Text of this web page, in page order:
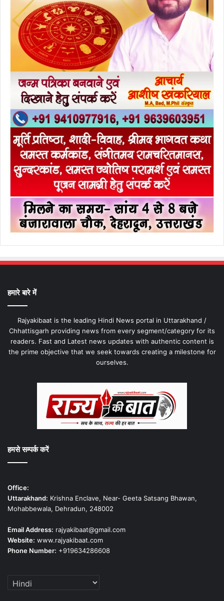
हमारे बारे में
Rajyakibaat is the leading Hindi News portal in Uttarakhand /
Chhattisgarh providing news from every segment/category for its
readers. Fast and Latest news updates with authentic content is
the prime objective that we seek towards creating a milestone for
ourselves.
हमसे सम्पर्क करें
Office:
Uttarakhand: Krishna Enclave, Near- Geeta Satsang Bhawan,
Mohabbewala, Dehradun, 248002
Email Address: rajyakibaat@gmail.com
Website: www.rajyakibaat.com
Phone Number: +919634286608